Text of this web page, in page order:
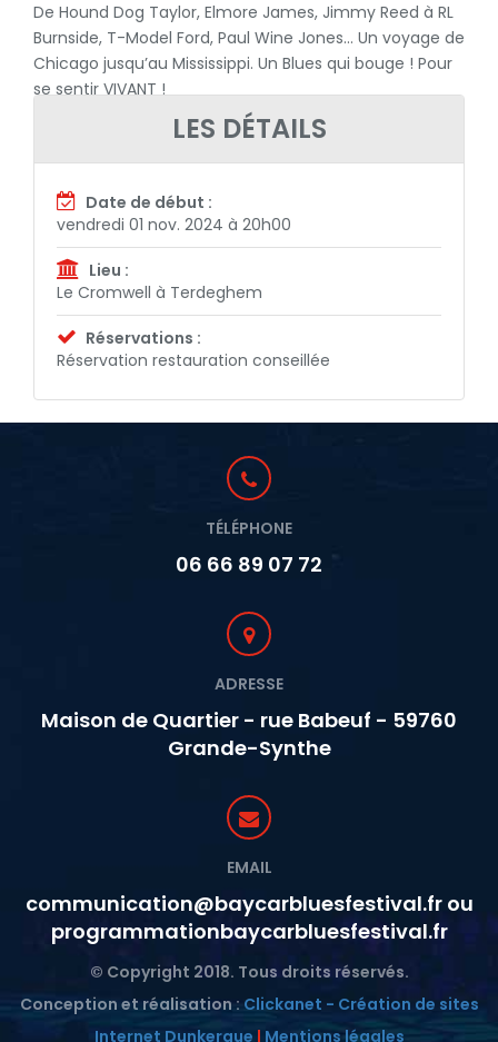
De Hound Dog Taylor, Elmore James, Jimmy Reed à RL
Burnside, T-Model Ford, Paul Wine Jones… Un voyage de
Chicago jusqu’au Mississippi. Un Blues qui bouge ! Pour
se sentir VIVANT !
Rendez-vous à Terdeghem, réservation conseillée !
LES DÉTAILS
Date de début :
vendredi 01 nov. 2024 à 20h00
Lieu :
Le Cromwell à Terdeghem
Réservations :
Réservation restauration conseillée
TÉLÉPHONE
06 66 89 07 72
ADRESSE
Maison de Quartier - rue Babeuf - 59760
Grande-Synthe
EMAIL
communication@baycarbluesfestival.fr ou
programmationbaycarbluesfestival.fr
© Copyright 2018. Tous droits réservés.
Conception et réalisation :Clickanet - Création de sites
Internet Dunkerque | Mentions légales